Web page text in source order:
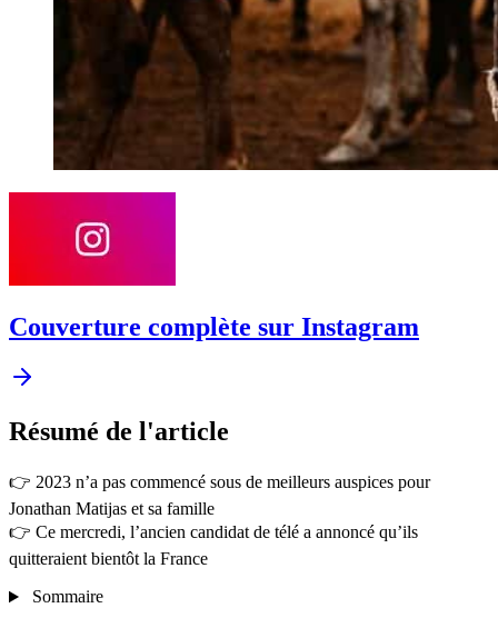
Couverture complète sur Instagram
Résumé de l'article
👉 2023 n’a pas commencé sous de meilleurs auspices pour
Jonathan Matijas et sa famille
👉 Ce mercredi, l’ancien candidat de télé a annoncé qu’ils
quitteraient bientôt la France
Sommaire